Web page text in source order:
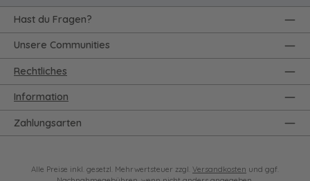
Rechtliches
Information
Zahlungsarten
Hast du Fragen?
Unsere Communities
Alle Preise inkl. gesetzl. Mehrwertsteuer zzgl. Versandkosten und ggf.